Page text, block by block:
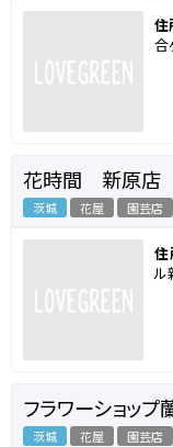
合
花時間 新原店
茨城 花屋 園芸店
ル
フラワーショッ
茨城 花屋 園芸店